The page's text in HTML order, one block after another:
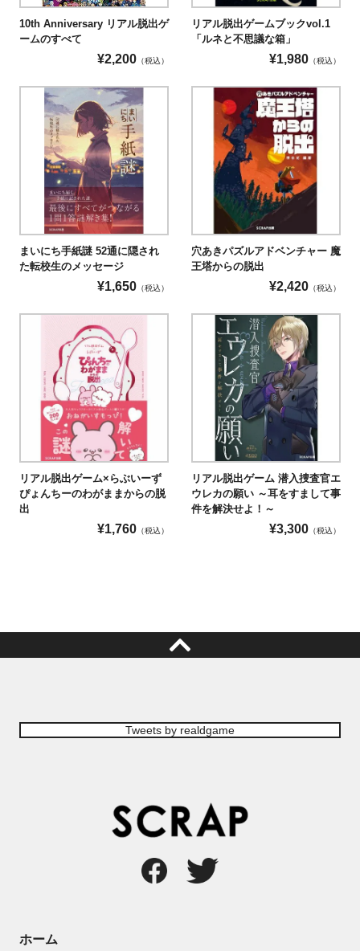
10th Anniversary リアル脱出ゲ
ームのすべて
¥2,200 （税込）
リアル脱出ゲームブックvol.1
「ルネと不思議な箱」
¥1,980 （税込）
まいにち手紙謎 52通に隠され
た転校生のメッセージ
¥1,650 （税込）
穴あきパズルアドベンチャー 魔
王塔からの脱出
¥2,420 （税込）
リアル脱出ゲーム×らぶいーず
ぴょんちーのわがままからの脱
出
¥1,760 （税込）
リアル脱出ゲーム 潜入捜査官エ
ウレカの願い ～耳をすまして事
件を解決せよ！～
¥3,300 （税込）
Tweets by realdgame
ホーム